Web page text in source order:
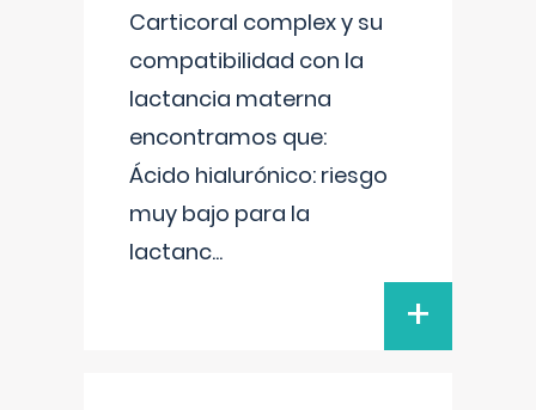
Carticoral complex y su
compatibilidad con la
lactancia materna
encontramos que:
Ácido hialurónico: riesgo
muy bajo para la
lactanc...
+